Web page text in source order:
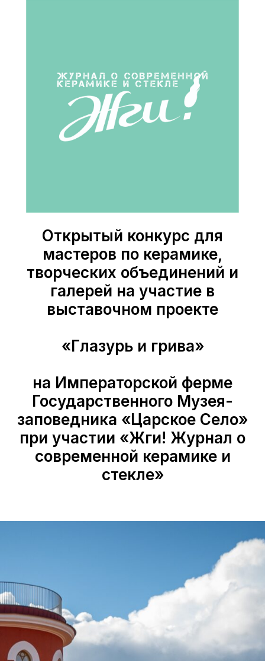
Открытый конкурс для
мастеров по керамике,
творческих объединений и
галерей на участие в
выставочном проекте
«Глазурь и грива»
на Императорской ферме
Государственного Музея-
заповедника «Царское Село»
при участии «Жги! Журнал о
современной керамике и
стекле»